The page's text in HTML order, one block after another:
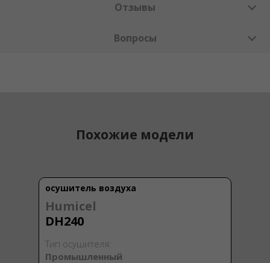
Отзывы
Вопросы
Похожие модели
осушитель воздуха
Humicel
DH240
Тип осушителя:
Промышленный